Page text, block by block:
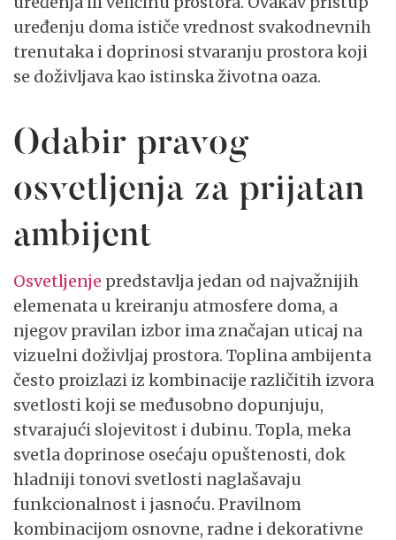
uređenju doma ističe vrednost svakodnevnih
trenutaka i doprinosi stvaranju prostora koji
se doživljava kao istinska životna oaza.
Odabir pravog
osvetljenja za prijatan
ambijent
Osvetljenje predstavlja jedan od najvažnijih
elemenata u kreiranju atmosfere doma, a
njegov pravilan izbor ima značajan uticaj na
vizuelni doživljaj prostora. Toplina ambijenta
često proizlazi iz kombinacije različitih izvora
svetlosti koji se međusobno dopunjuju,
stvarajući slojevitost i dubinu. Topla, meka
svetla doprinose osećaju opuštenosti, dok
hladniji tonovi svetlosti naglašavaju
funkcionalnost i jasnoću. Pravilnom
kombinacijom osnovne, radne i dekorativne